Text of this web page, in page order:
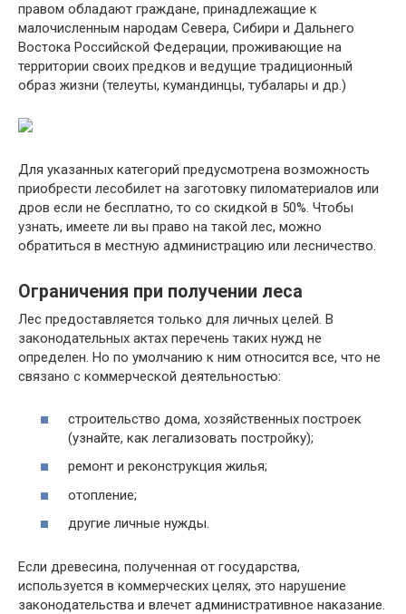
правом обладают граждане, принадлежащие к
малочисленным народам Севера, Сибири и Дальнего
Востока Российской Федерации, проживающие на
территории своих предков и ведущие традиционный
образ жизни (телеуты, кумандинцы, тубалары и др.)
Для указанных категорий предусмотрена возможность
приобрести лесобилет на заготовку пиломатериалов или
дров если не бесплатно, то со скидкой в 50%. Чтобы
узнать, имеете ли вы право на такой лес, можно
обратиться в местную администрацию или лесничество.
Ограничения при получении леса
Лес предоставляется только для личных целей. В
законодательных актах перечень таких нужд не
определен. Но по умолчанию к ним относится все, что не
связано с коммерческой деятельностью:
строительство дома, хозяйственных построек
(узнайте, как легализовать постройку);
ремонт и реконструкция жилья;
отопление;
другие личные нужды.
Если древесина, полученная от государства,
используется в коммерческих целях, это нарушение
законодательства и влечет административное наказание.